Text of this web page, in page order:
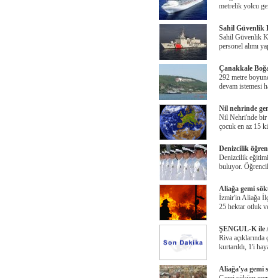
metrelik yolcu
Sahil Güvenlik
Sahil Güvenlik
personel alımı
Çanakkale
292 metre
devam istemesi
Nil nehrinde
Nil Nehri'nde bir
çocuk en az 15
Denizcilik
Denizcilik
buluyor.
Aliağa gemi
İzmir'in Aliağa
25 hektar otluk
ŞENGUL-K ile
Riva
kurtarıldı, 1'i
Aliağa'ya gemi